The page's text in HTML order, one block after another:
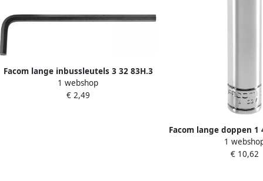
Facom lange inbussleutels 3 32 83H.3
32
1 webshop
€ 2,49
Facom lange doppen 1
14mm
1
€ 10,62